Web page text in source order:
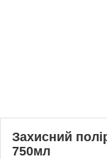
Захисний
750мл